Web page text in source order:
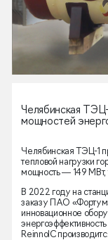
Челябинская
мощностей
Челябинская ТЭЦ-1
тепловой нагрузки
мощность — 149 МВт,
В 2022 году на
заказу ПАО
инновационное
ReinnolC